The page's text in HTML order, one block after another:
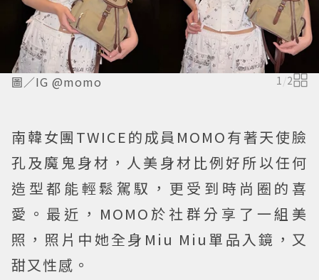
圖／IG @momo 1/2
南韓女團TWICE的成員MOMO有著天使臉
孔及魔鬼身材，人美身材比例好所以任何
造型都能輕鬆駕馭，更受到時尚圈的喜
愛。最近，MOMO於社群分享了一組美
照，照片中她全身Miu Miu單品入鏡，又
甜又性感。